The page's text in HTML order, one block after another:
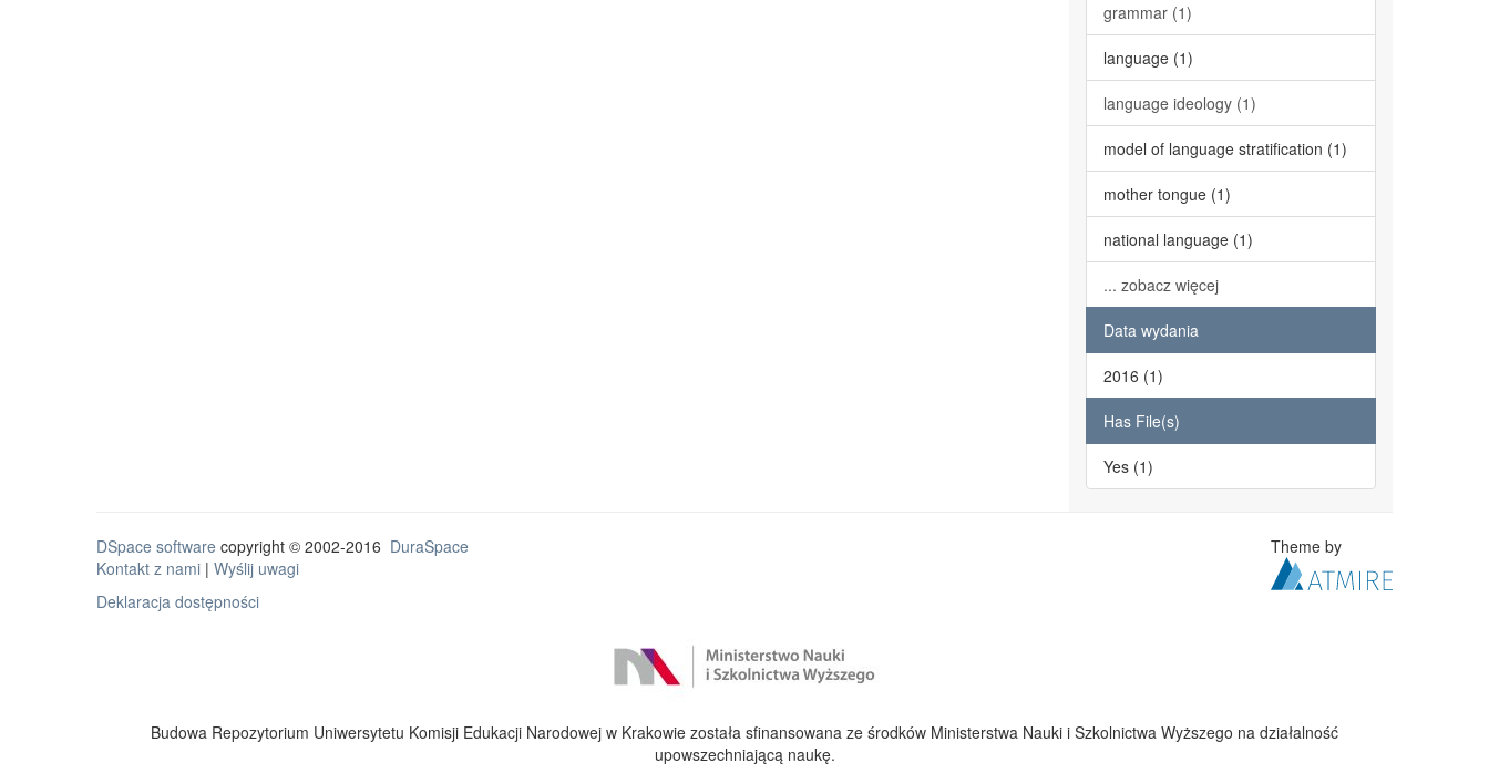
grammar (1)
language (1)
language ideology (1)
model of language stratification (1)
mother tongue (1)
national language (1)
... zobacz więcej
Data wydania
2016 (1)
Has File(s)
Yes (1)
DSpace software copyright © 2002-2016 DuraSpace
Kontakt z nami | Wyślij uwagi
Deklaracja dostępności
Theme by
Budowa Repozytorium Uniwersytetu Komisji Edukacji Narodowej w Krakowie została sfinansowana ze środków Ministerstwa Nauki i Szkolnictwa Wyższego na działalność
upowszechniającą naukę.